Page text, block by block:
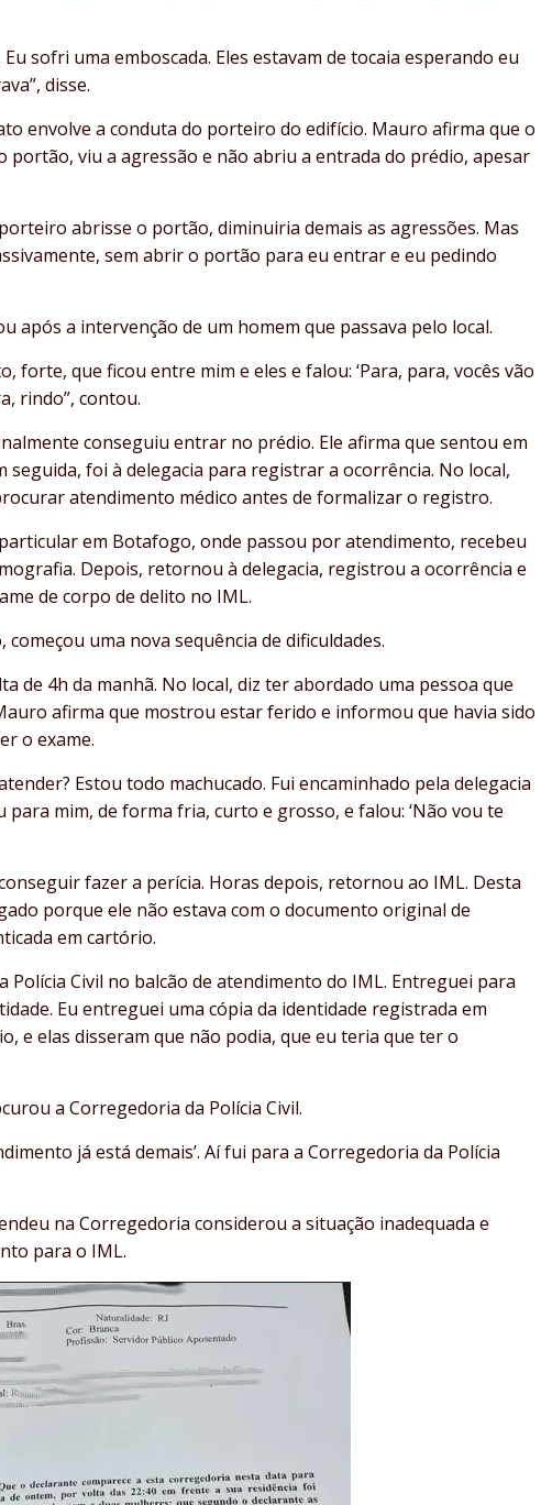
sofri uma emboscada. Eles estavam de tocaia esperando eu
disse.
envolve a conduta do porteiro do edifício. Mauro afirma que o
portão, viu a agressão e não abriu a entrada do prédio, apesar
abrisse o portão, diminuiria demais as agressões. Mas
sem abrir o portão para eu entrar e eu pedindo
após a intervenção de um homem que passava pelo local.
forte, que ficou entre mim e eles e falou: ‘Para, para, vocês vão
rindo”, contou.
conseguiu entrar no prédio. Ele afirma que sentou em
seguida, foi à delegacia para registrar a ocorrência. No local,
atendimento médico antes de formalizar o registro.
em Botafogo, onde passou por atendimento, recebeu
Depois, retornou à delegacia, registrou a ocorrência e
de corpo de delito no IML.
uma nova sequência de dificuldades.
de 4h da manhã. No local, diz ter abordado uma pessoa que
afirma que mostrou estar ferido e informou que havia sido
o exame.
Estou todo machucado. Fui encaminhado pela delegacia
para mim, de forma fria, curto e grosso, e falou: ‘Não vou te
fazer a perícia. Horas depois, retornou ao IML. Desta
porque ele não estava com o documento original de
em cartório.
Polícia Civil no balcão de atendimento do IML. Entreguei para
Eu entreguei uma cópia da identidade registrada em
e elas disseram que não podia, que eu teria que ter o
a Corregedoria da Polícia Civil.
já está demais’. Aí fui para a Corregedoria da Polícia
na Corregedoria considerou a situação inadequada e
para o IML.